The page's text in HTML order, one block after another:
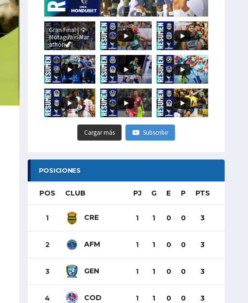
Gran Final | 🦅
Motagua🆚Mar
athón🦖
#LigaHondubet
Cargar más Subscribir
POSICIONES
POS CLUB PJ G E P PTS
1 CRE 1 1 0 0 3
2 AFM 1 1 0 0 3
3 GEN 1 1 0 0 3
4 COD 1 1 0 0 3